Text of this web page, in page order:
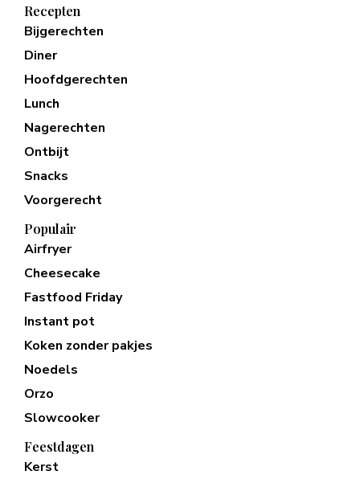
Recepten
Bijgerechten
Diner
Hoofdgerechten
Lunch
Nagerechten
Ontbijt
Snacks
Voorgerecht
Populair
Airfryer
Cheesecake
Fastfood Friday
Instant pot
Koken zonder pakjes
Noedels
Orzo
Slowcooker
Feestdagen
Kerst